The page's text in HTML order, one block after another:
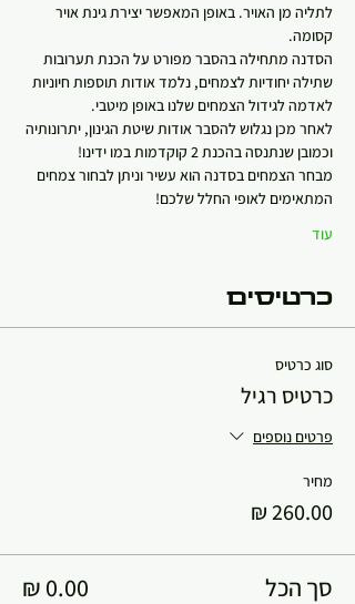
לתליה מן האויר. באופן המאפשר יצירת גינת אויר
קסומה.
הסדנה מתחילה בהסבר מפורט על הכנת תערובות
שתילה יחודיות לצמחים, נלמד אודות תוספות חיוניות
לאדמה לגידול הצמחים שלנו באופן מיטבי.
לאחר מכן נגלוש להסבר אודות שיטת הגינון, יתרונותיה
וכמובן שנתנסה בהכנת 2 קוקדמות במו ידינו!
מבחר הצמחים בסדנה הוא עשיר וניתן לבחור צמחים
המתאימים לאופי החלל שלכם!
עוד
כרטיסים
סוג כרטיס
כרטיס רגיל
פרטים נוספים
מחיר
סך הכל